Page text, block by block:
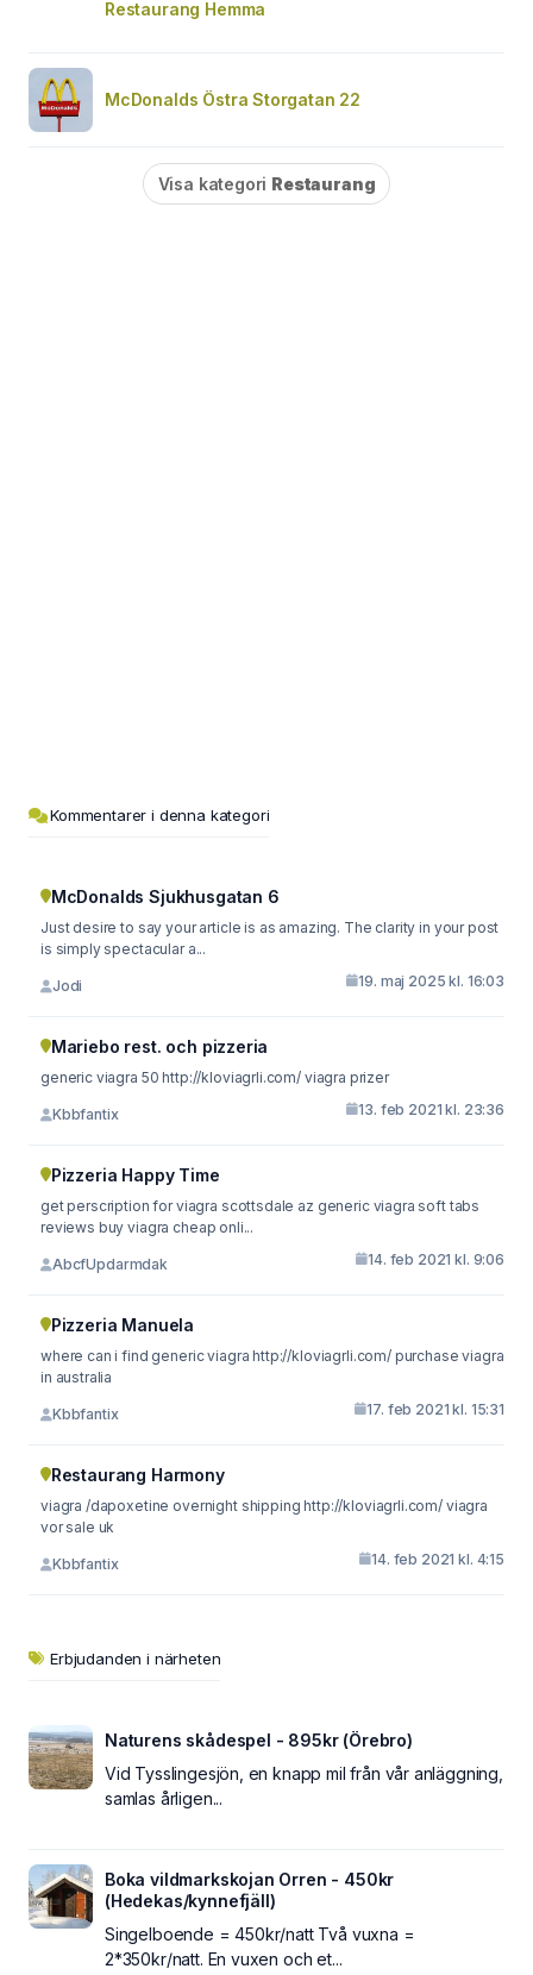
Restaurang Hemma
McDonalds Östra Storgatan 22
Visa kategori Restaurang
Kommentarer i denna kategori
McDonalds Sjukhusgatan 6
Just desire to say your article is as amazing. The clarity in your post
is simply spectacular a...
Jodi 19. maj 2025 kl. 16:03
Mariebo rest. och pizzeria
generic viagra 50 http://kloviagrli.com/ viagra prizer
Kbbfantix 13. feb 2021 kl. 23:36
Pizzeria Happy Time
get perscription for viagra scottsdale az generic viagra soft tabs
reviews buy viagra cheap onli...
AbcfUpdarmdak 14. feb 2021 kl. 9:06
Pizzeria Manuela
where can i find generic viagra http://kloviagrli.com/ purchase viagra
in australia
Kbbfantix 17. feb 2021 kl. 15:31
Restaurang Harmony
viagra /dapoxetine overnight shipping http://kloviagrli.com/ viagra
vor sale uk
Kbbfantix 14. feb 2021 kl. 4:15
Erbjudanden i närheten
Naturens skådespel - 895kr (Örebro)
Vid Tysslingesjön, en knapp mil från vår anläggning,
samlas årligen...
Boka vildmarkskojan Orren - 450kr
(Hedekas/kynnefjäll)
Singelboende = 450kr/natt Två vuxna =
2*350kr/natt. En vuxen och et...